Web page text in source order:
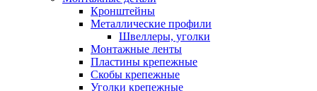
Кронштейны
Металлические профили
Швеллеры, уголки
Монтажные ленты
Пластины крепежные
Скобы крепежные
Уголки крепежные